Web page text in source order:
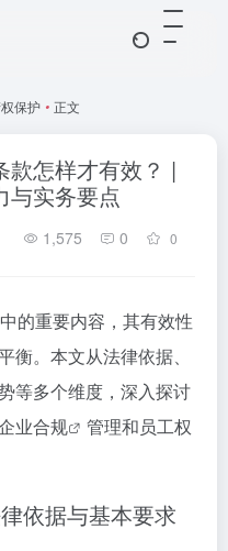
保护 • 正文
款怎样才有效？ |
与实务要点
1,575 0 0
中的重要内容，其有效性
衡。本文从法律依据、
等多个维度，深入探讨
业合规 管理和员工权
依据与基本要求